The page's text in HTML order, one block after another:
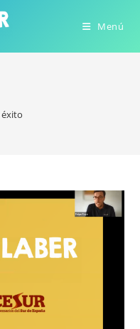
Menú
éxito